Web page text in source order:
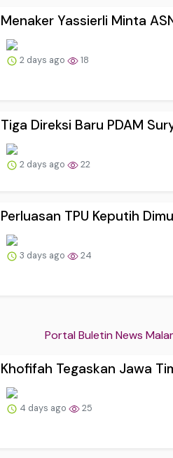
Menaker Yassierli Minta
2 days ago 18
Tiga Direksi Baru PDAM
2 days ago 22
Perluasan TPU Keputih
3 days ago 24
Portal Buletin News
Khofifah Tegaskan Jawa
4 days ago 25